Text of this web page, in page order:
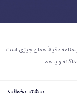
دقیقاً همان چیزی است
و یا هم...